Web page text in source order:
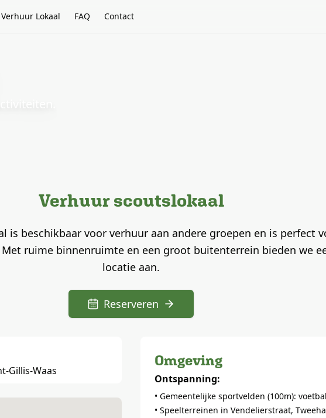
Verhuur Lokaal FAQ Contact
Verhuur scoutslokaal
is beschikbaar voor verhuur aan andere groepen en is perfect
ruime binnenruimte en een groot buitenterrein bieden we
locatie aan.
Reserveren
Gillis-Waas
Omgeving
Ontspanning:
• Gemeentelijke sportvelden (100m):
• Speelterreinen in Vendelierstraat,